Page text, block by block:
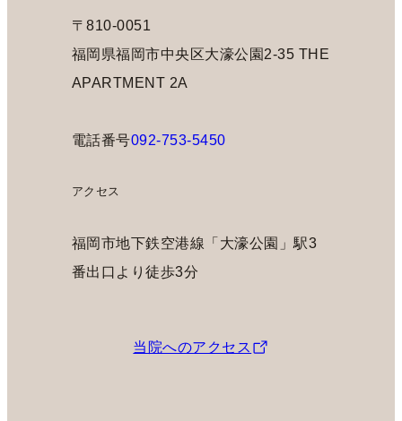
〒810-0051
福岡県福岡市中央区大濠公園2-35 THE
APARTMENT 2A
電話番号092-753-5450
アクセス
福岡市地下鉄空港線「大濠公園」駅3
番出口より徒歩3分
当院へのアクセス